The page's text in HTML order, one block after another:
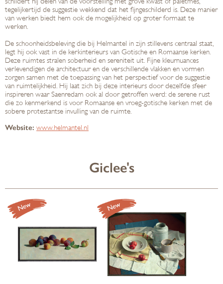
tegelijkertijd de suggestie wekkend dat het fijngeschilderd is. Deze manier
van werken biedt hem ook de mogelijkheid op groter formaat te
werken.
De schoonheidsbeleving die bij Helmantel in zijn stillevens centraal staat,
legt hij ook vast in de kerkinterieurs van Gotische en Romaanse kerken.
Deze ruimtes stralen soberheid en sereniteit uit. Fijne kleurnuances
verlevendigen de architectuur en de verschillende vlakken en vormen
zorgen samen met de toepassing van het perspectief voor de suggestie
van ruimtelijkheid. Hij laat zich bij deze interieurs door dezelfde sfeer
inspireren waar Saenredam ook al door getroffen werd: de serene rust
die zo kenmerkend is voor Romaanse en vroeg-gotische kerken met de
sobere protestantse invulling van de ruimte.
Website: www.helmantel.nl
Giclee's